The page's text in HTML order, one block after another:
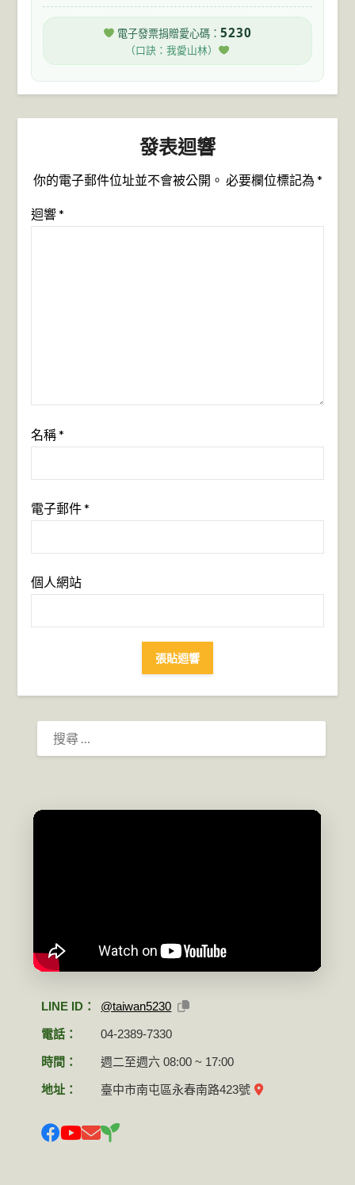
電子發票捐贈愛心碼： 5230
（口訣：我愛山林）
發表迴響
你的電子郵件位址並不會被公開。 必要欄位標記為 *
迴響*
名稱*
電子郵件*
個人網站
搜
尋：
LINE ID： @taiwan5230
電話： 04-2389-7330
時間： 週二至週六 08:00 ~ 17:00
地址： 臺中市南屯區永春南路423號